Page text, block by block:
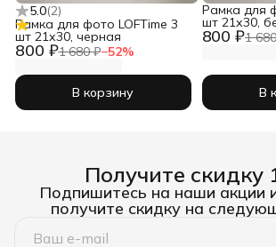
5.0(2)
800 ₽1 680 ₽−52%
Рамка для фото LOFTime 3
шт 21х30, черная
В корзину
800 ₽1
Рамка для
шт 21х30,
В
Получите скидку
Подпишитесь на наши акции
получите скидку на